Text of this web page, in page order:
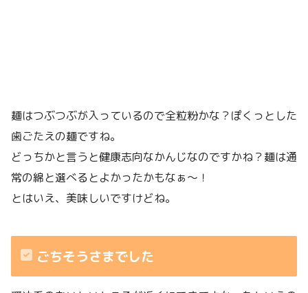
麺はつぶつぶが入っているので全粒粉かな？ぽくっとした
歯ごたえの麺ですね。
どっちかと言うと健康志向なかんじなのですかね？麺は通
常の綿と選べるとよかったかもなぁ〜！
とはいえ、美味しいですけどね。
ごちそうさまでした